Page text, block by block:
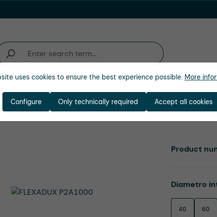
Select
Diametro
40 60
Product
uses cookies to ensure the best experience possible. More
Only technically required
Configure Accept all cookies